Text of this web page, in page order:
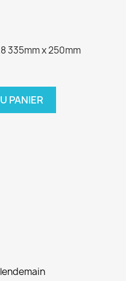
335mm x 250mm
PANIER